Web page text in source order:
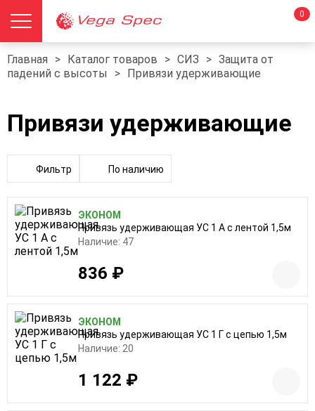
0
Главная > Каталог товаров > СИЗ > Защита от
падений с высоты
> Привязи удерживающие
Привязи удерживающие
Фильтр По наличию
ЭКОНОМ
Привязь удерживающая УС 1 А с лентой 1,5м
Наличие: 47
836 ₽
ЭКОНОМ
Привязь удерживающая УС 1 Г с цепью 1,5м
Наличие: 20
1 122 ₽